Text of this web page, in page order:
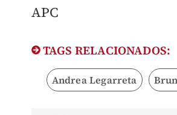
APC
TAGS RELACIONADOS:
Andrea Legarreta